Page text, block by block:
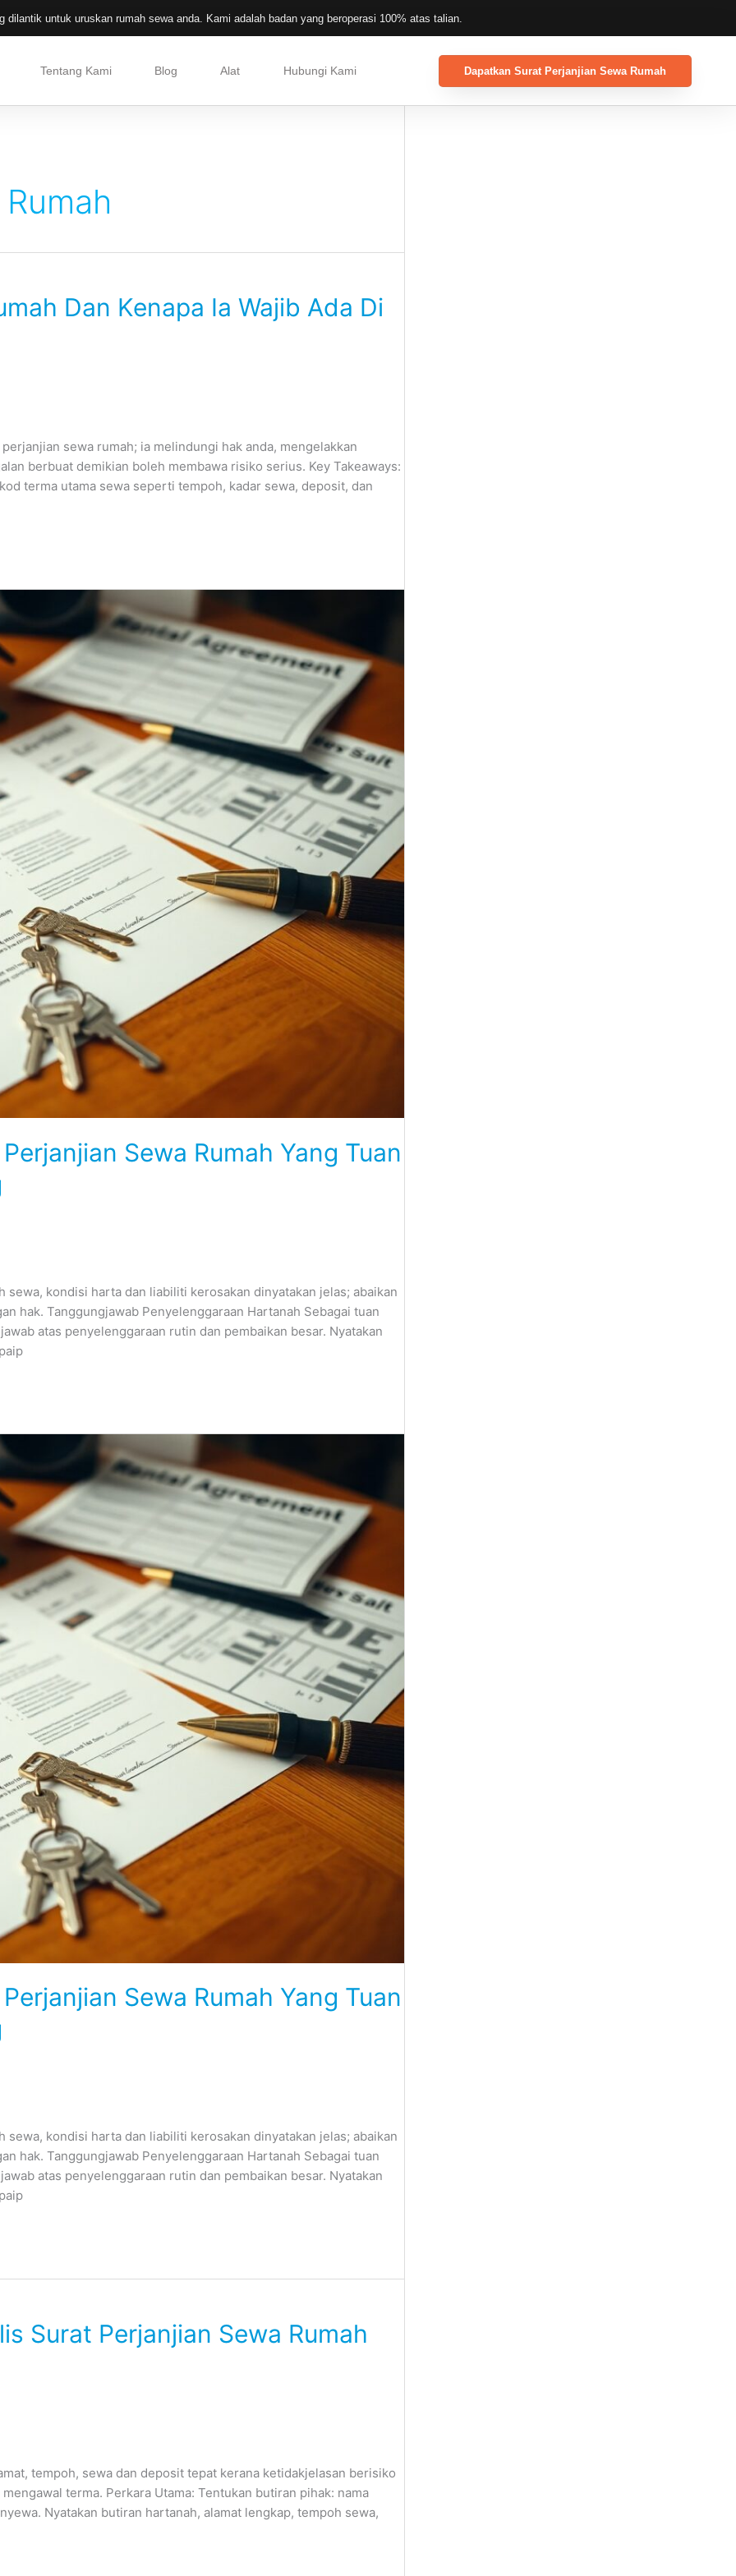
dilantik untuk uruskan rumah sewa anda. Kami adalah badan yang beroperasi 100% atas talian.
Tentang Kami Blog Alat Hubungi Kami Dapatkan Surat Perjanjian Sewa Rumah
Dan Kenapa Ia Wajib Ada Di
sewa rumah; ia melindungi hak anda, mengelakkan
berbuat demikian boleh membawa risiko serius. Key Takeaways:
terma utama sewa seperti tempoh, kadar sewa, deposit, dan
Sewa Rumah Yang Tuan
kondisi harta dan liabiliti kerosakan dinyatakan jelas; abaikan
hak. Tanggungjawab Penyelenggaraan Hartanah Sebagai tuan
atas penyelenggaraan rutin dan pembaikan besar. Nyatakan
Sewa Rumah Yang Tuan
kondisi harta dan liabiliti kerosakan dinyatakan jelas; abaikan
hak. Tanggungjawab Penyelenggaraan Hartanah Sebagai tuan
atas penyelenggaraan rutin dan pembaikan besar. Nyatakan
Surat Perjanjian Sewa Rumah
tempoh, sewa dan deposit tepat kerana ketidakjelasan berisiko
terma. Perkara Utama: Tentukan butiran pihak: nama
Nyatakan butiran hartanah, alamat lengkap, tempoh sewa,